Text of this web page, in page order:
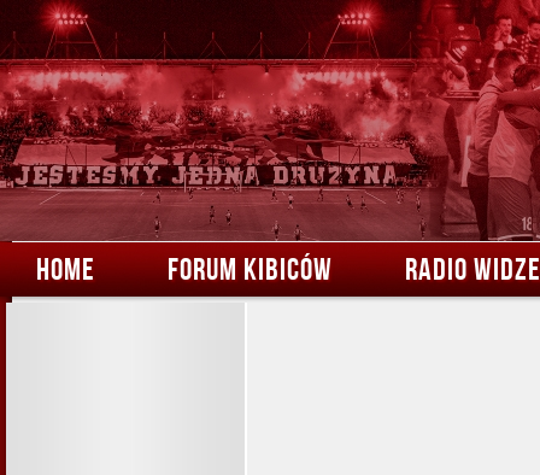
HOME FORUM KIBICÓW RADIO